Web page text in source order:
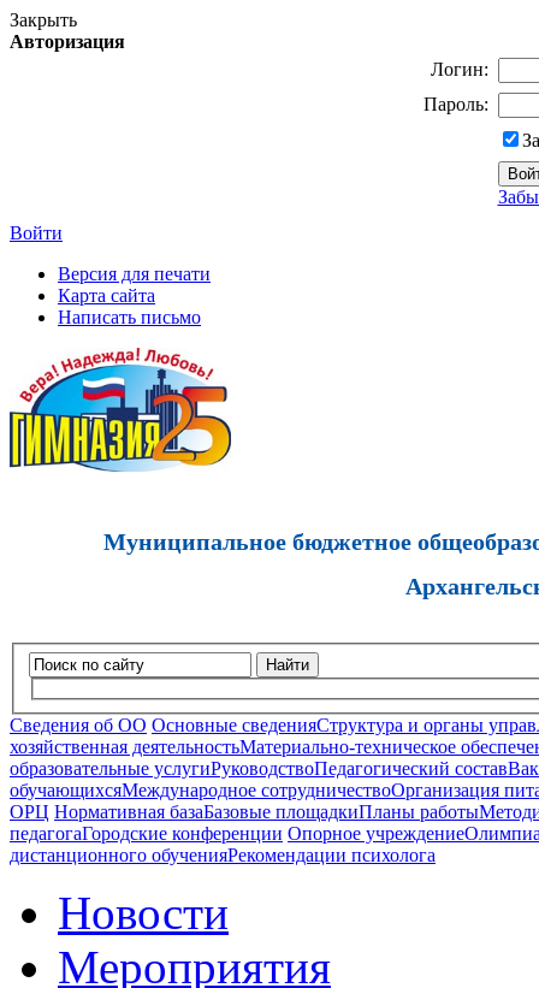
Закрыть
Авторизация
Логин:
Пароль:
Войти
Версия для печати
Карта сайта
Написать письмо
Муниципальное бюджетное
Найти
Сведения об ОО Основные сведенияСтруктура и органы
хозяйственная деятельностьМатериально-техническое
образовательные услугиРуководствоПедагогический состав
обучающихсяМеждународное сотрудничествоОрганизация
ОРЦ Нормативная базаБазовые площадкиПланы работы
педагогаГородские конференции Опорное учреждение
дистанционного обученияРекомендации психолога
Новости
Мероприятия